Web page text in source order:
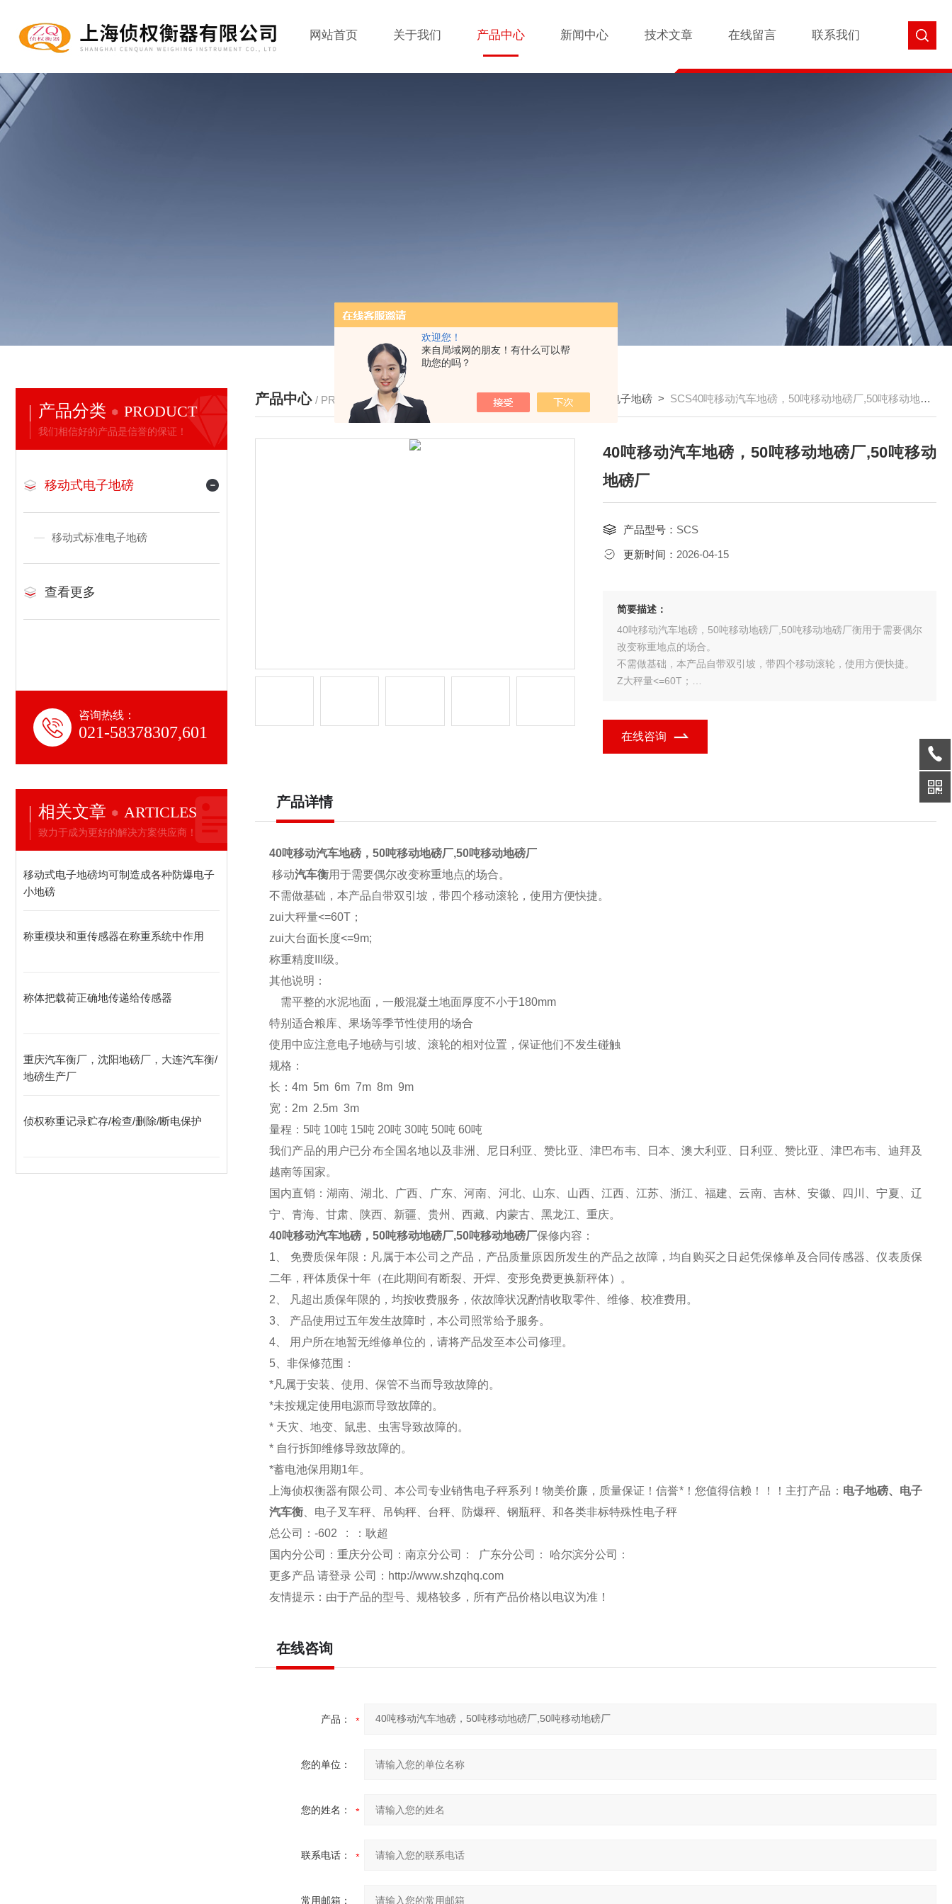
欢迎您！
来自局域网的朋友！有什么可以帮
助您的吗？
网站首页 关于我们 产品中心 新闻中心 技术文章 在线留言 联系我们
产品分类 PRODUCT
我们相信好的产品是信誉的保证！
移动式电子地磅
移动式标准电子地磅
查看更多
咨询热线：
021-58378307,601
相关文章 ARTICLES
致力于成为更好的解决方案供应商！
移动式电子地磅均可制造成各种防爆电子
小地磅
称重模块和重传感器在称重系统中作用
称体把载荷正确地传递给传感器
重庆汽车衡厂，沈阳地磅厂，大连汽车衡/
地磅生产厂
侦权称重记录贮存/检查/删除/断电保护
产品中心 / PRODUCTS 我的位置： >产品中心 > > 移动式电子地磅 > SCS40吨移动汽车地磅，50吨移动地磅厂,50吨移动地磅厂
40吨移动汽车地磅，50吨移动地磅厂,50吨移动
地磅厂
产品型号： SCS
更新时间： 2026-04-15
简要描述：
40吨移动汽车地磅，50吨移动地磅厂,50吨移动地磅厂衡用于需要偶尔
改变称重地点的场合。
不需做基础，本产品自带双引坡，带四个移动滚轮，使用方便快捷。
Z大秤量<=60T；
?其他说明：
在线咨询
产品详情
40吨移动汽车地磅，50吨移动地磅厂,50吨移动地磅厂
移动汽车衡用于需要偶尔改变称重地点的场合。
不需做基础，本产品自带双引坡，带四个移动滚轮，使用方便快捷。
zui大秤量<=60T；
zui大台面长度<=9m;
称重精度III级。
其他说明：
需平整的水泥地面，一般混凝土地面厚度不小于180mm
特别适合粮库、果场等季节性使用的场合
使用中应注意电子地磅与引坡、滚轮的相对位置，保证他们不发生碰触
规格：
长：4m 5m 6m 7m 8m 9m
宽：2m 2.5m 3m
量程：5吨 10吨 15吨 20吨 30吨 50吨 60吨
我们产品的用户已分布全国名地以及非洲、尼日利亚、赞比亚、津巴布韦、日本、澳大利亚、日利亚、赞比亚、津巴布韦、迪拜及
越南等国家。
国内直销：湖南、湖北、广西、广东、河南、河北、山东、山西、江西、江苏、浙江、福建、云南、吉林、安徽、四川、宁夏、辽
宁、青海、甘肃、陕西、新疆、贵州、西藏、内蒙古、黑龙江、重庆。
40吨移动汽车地磅，50吨移动地磅厂,50吨移动地磅厂保修内容：
1 、 免费质保年限：凡属于本公司之产品，产品质量原因所发生的产品之故障，均自购买之日起凭保修单及合同传感器、仪表质保
二年，秤体质保十年（在此期间有断裂、开焊、变形免费更换新秤体）。
2、 凡超出质保年限的，均按收费服务，依故障状况酌情收取零件、维修、校准费用。
3、 产品使用过五年发生故障时，本公司照常给予服务。
4、 用户所在地暂无维修单位的，请将产品发至本公司修理。
5、非保修范围：
*凡属于安装、使用、保管不当而导致故障的。
*未按规定使用电源而导致故障的。
* 天灾、地变、鼠患、虫害导致故障的。
* 自行拆卸维修导致故障的。
*蓄电池保用期1年。
上海侦权衡器有限公司、本公司专业销售电子秤系列！物美价廉，质量保证！信誉*！您值得信赖！！！主打产品： 电子地磅、 电子
汽车衡
电子叉车秤 、吊钩秤、台秤、防爆秤、钢瓶秤、和各类非标特殊性电子秤
总公司
：-602 : ：耿超
国内分公司：重庆分公司：南京分公司： 广东分公司： 哈尔滨分公司：
更多产品 请登录 公司： http://www.shzqhq.com
友情提示：由于产品的型号、规格较多，所有产品价格以电议为准！
在线咨询
产品：
您的单位：
您的姓名：
联系电话：
常用邮箱：